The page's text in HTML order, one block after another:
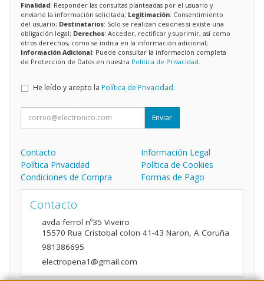
Finalidad: Responder las consultas planteadas por el usuario y
enviarle la información solicitada; Legitimación: Consentimiento
del usuario; Destinatarios: Solo se realizan cesiones si existe una
obligación legal; Derechos: Acceder, rectificar y suprimir, así como
otros derechos, como se indica en la información adicional;
Información Adicional: Puede consultar la información completa
de Protección de Datos en nuestra Política de Privacidad.
He leído y acepto la Política de Privacidad.
Enviar
Contacto
Información Legal
Política Privacidad
Política de Cookies
Condiciones de Compra
Formas de Pago
Contacto
avda ferrol nº35 Viveiro
15570 Rua Cristobal colon 41-43 Naron A Coruña
981386695
electropena1@gmail.com